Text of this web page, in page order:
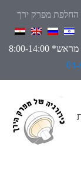
החלפת מפרק ירך
14:00
04-